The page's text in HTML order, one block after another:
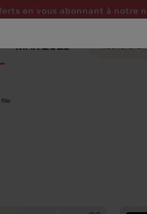
en vous abonnant à notre
MARQUES
fille